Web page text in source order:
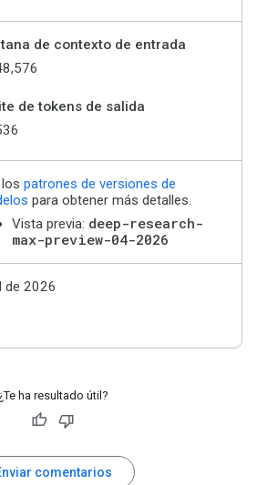
de contexto de entrada
de tokens de salida
patrones de versiones de
para obtener más detalles.
Vista previa: deep-research-
max-preview-04-2026
de 2026
¿Te ha resultado útil?
comentarios